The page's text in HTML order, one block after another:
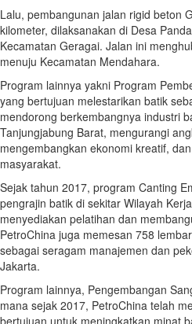
Lalu, pembangunan jalan rigid beton
kilometer, dilaksanakan di Desa
Kecamatan Geragai. Jalan ini
menuju Kecamatan Mendahara.
Program lainnya yakni Program
yang bertujuan melestarikan batik
mendorong berkembangnya industri
Tanjungjabung Barat, mengurangi
mengembangkan ekonomi kreatif,
masyarakat.
Sejak tahun 2017, program Canting
pengrajin batik di sekitar Wilayah
menyediakan pelatihan dan
PetroChina juga memesan 758
sebagai seragam manajemen dan
Jakarta.
Program lainnya, Pengembangan
mana sejak 2017, PetroChina telah